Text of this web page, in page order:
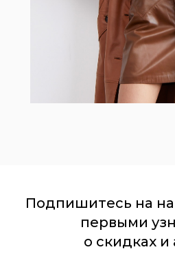
Подпишитесь на
первыми
о скидках и